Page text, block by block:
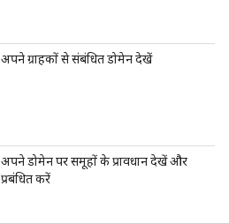
अपने ग्राहकों से संबंधित डोमेन देखें
अपने डोमेन पर समूहों के प्रावधान देखें और
प्रबंधित करें